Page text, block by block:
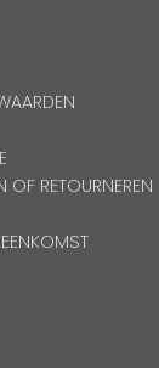
OF RETOURNEREN